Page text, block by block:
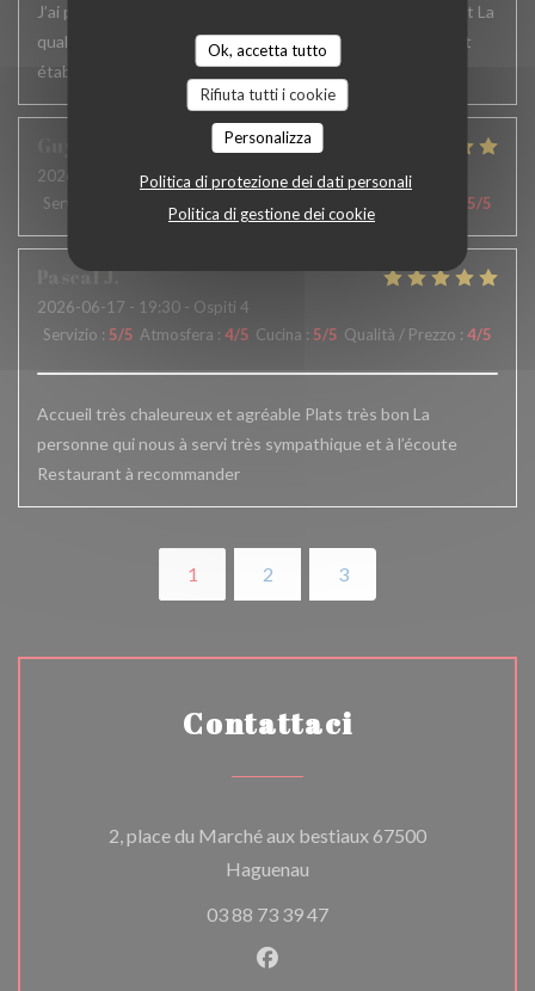
Ok, accetta tutto
Rifiuta tutti i cookie
Personalizza
Politica di protezione dei dati personali
Politica di gestione dei cookie
J’ai passé un excellent moment. L’accueil , le service, parfait La
qualité des plats excellente.. Je recommande vivement cet
établissement et j’y reviens toujours avec le même plaisir
2026-06-19
- 12:30 - Ospiti 2
Servizio
5/5
PascalJ
2026-06-17 - 19:30 - Ospiti 4
Servizio : 5/5 Atmosfera : 4/5 Cucina : 5/5 Qualità / Prezzo : 4/5
Accueil très chaleureux et agréable Plats très bon La
personne qui nous à servi très sympathique et à l’écoute
Restaurant à recommander
1 2 3
Contattaci
2, place du Marché aux bestiaux 67500
Haguenau
03 88 73 39 47
Facebook ((apre una nuova